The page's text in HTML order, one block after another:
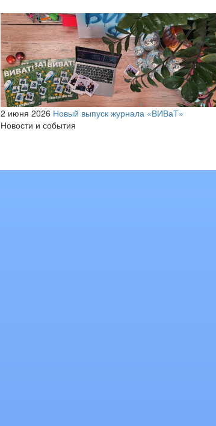
2 июня 2026 Новый выпуск журнала «ВИВаТ»
Новости и события